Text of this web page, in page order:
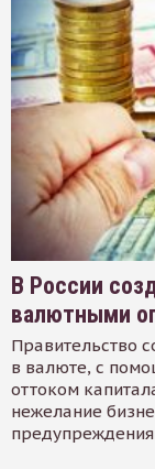
В России
валютными
Правительство
в валюте, с
оттоком
нежелание